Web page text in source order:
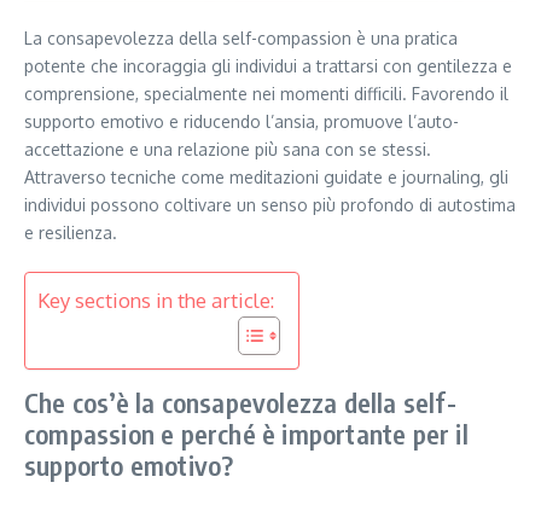
La consapevolezza della self-compassion è una pratica
potente che incoraggia gli individui a trattarsi con gentilezza e
comprensione, specialmente nei momenti difficili. Favorendo il
supporto emotivo e riducendo l’ansia, promuove l’auto-
accettazione e una relazione più sana con se stessi.
Attraverso tecniche come meditazioni guidate e journaling, gli
individui possono coltivare un senso più profondo di autostima
e resilienza.
Key sections in the article:
Che cos’è la consapevolezza della self-
compassion e perché è importante per il
supporto emotivo?